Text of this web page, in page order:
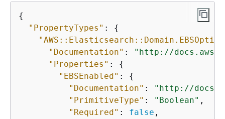
{
"PropertyTypes" : {
"Documentation" :
"http://
"Properties" : {
"EBSEnabled" : {
"Documentation" :
"http://
"PrimitiveType" : "Boolean" ,
"Required" : false ,